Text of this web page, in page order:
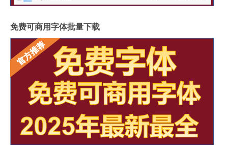
免费可商用字体批量下载